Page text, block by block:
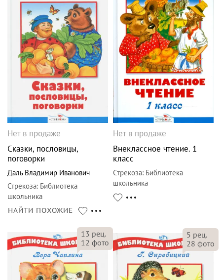
Нет в продаже
Сказки, пословицы,
поговорки
Даль Владимир Иванович
Стрекоза: Библиотека
школьника
НАЙТИ ПОХОЖИЕ
Нет в продаже
Внеклассное чтение. 1
класс
Стрекоза: Библиотека
школьника
13 рец.
12 фото
5 рец.
28 фото